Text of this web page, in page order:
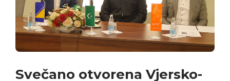
Svečano otvorena Vjersko-